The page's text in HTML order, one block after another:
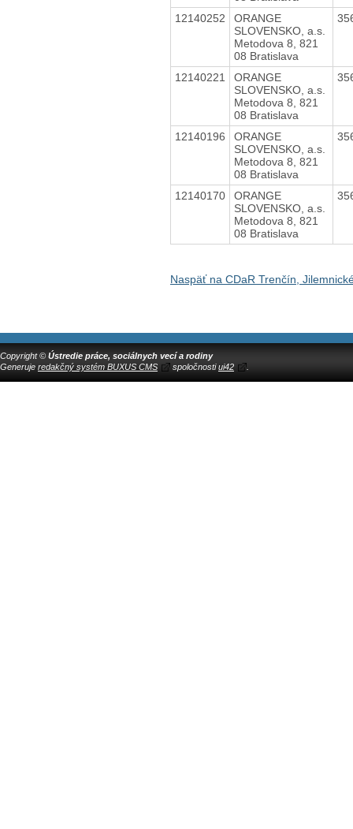
12140252
ORANGE
SLOVENSKO, a.s.
Metodova 8, 821
08 Bratislava
12140221
ORANGE
SLOVENSKO, a.s.
Metodova 8, 821
08 Bratislava
12140196
ORANGE
SLOVENSKO, a.s.
Metodova 8, 821
08 Bratislava
12140170
ORANGE
SLOVENSKO, a.s.
Metodova 8, 821
08 Bratislava
Naspäť na CDaR Trenčín,
Copyright © Ústredie práce, sociálnych vecí a rodiny
Generuje redakčný systém BUXUS CMS spoločnostiui42